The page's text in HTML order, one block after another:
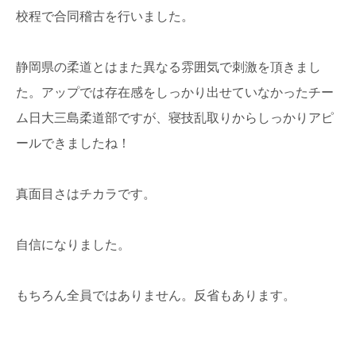
校程で合同稽古を行いました。
静岡県の柔道とはまた異なる雰囲気で刺激を頂きまし
た。アップでは存在感をしっかり出せていなかったチー
ム日大三島柔道部ですが、寝技乱取りからしっかりアピ
ールできましたね！
真面目さはチカラです。
自信になりました。
もちろん全員ではありません。反省もあります。